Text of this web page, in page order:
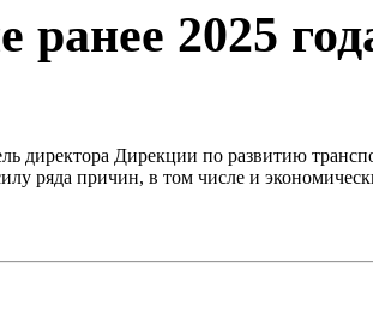
2025
директора Дирекции по развитию
ряда причин, в том числе и